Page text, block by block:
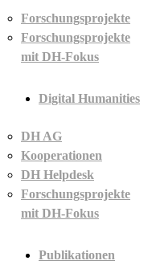
Forschungsprojekte
Forschungsprojekte
mit DH-Fokus
Digital Humanities
DH AG
Kooperationen
DH Helpdesk
Forschungsprojekte
mit DH-Fokus
Publikationen